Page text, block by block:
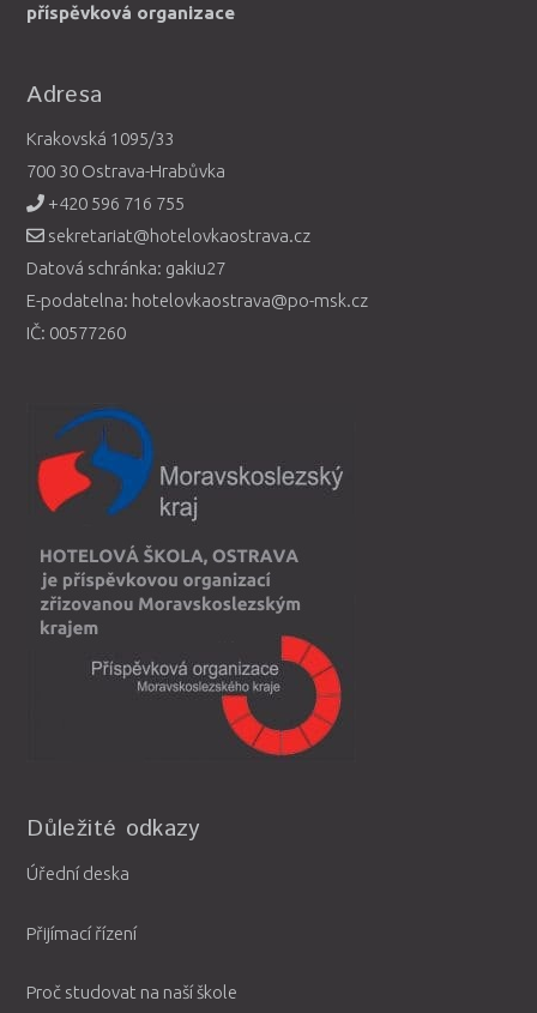
příspěvková organizace
Adresa
Krakovská 1095/33
700 30 Ostrava-Hrabůvka
+420 596 716 755
sekretariat@hotelovkaostrava.cz
Datová schránka: gakiu27
E-podatelna: hotelovkaostrava@po-msk.cz
IČ: 00577260
Důležité odkazy
Úřední deska
Přijímací řízení
Proč studovat na naší škole